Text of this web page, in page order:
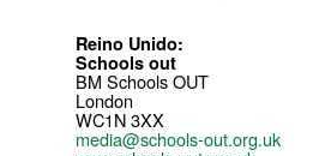
Reino Unido:
Schools out
BM Schools OUT
London
WC1N 3XX
media@schools-out.org.uk